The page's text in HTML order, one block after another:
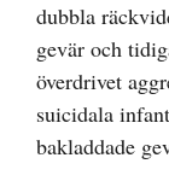
dubbla
gevär och
överdrivet
suicidala
bakladdade